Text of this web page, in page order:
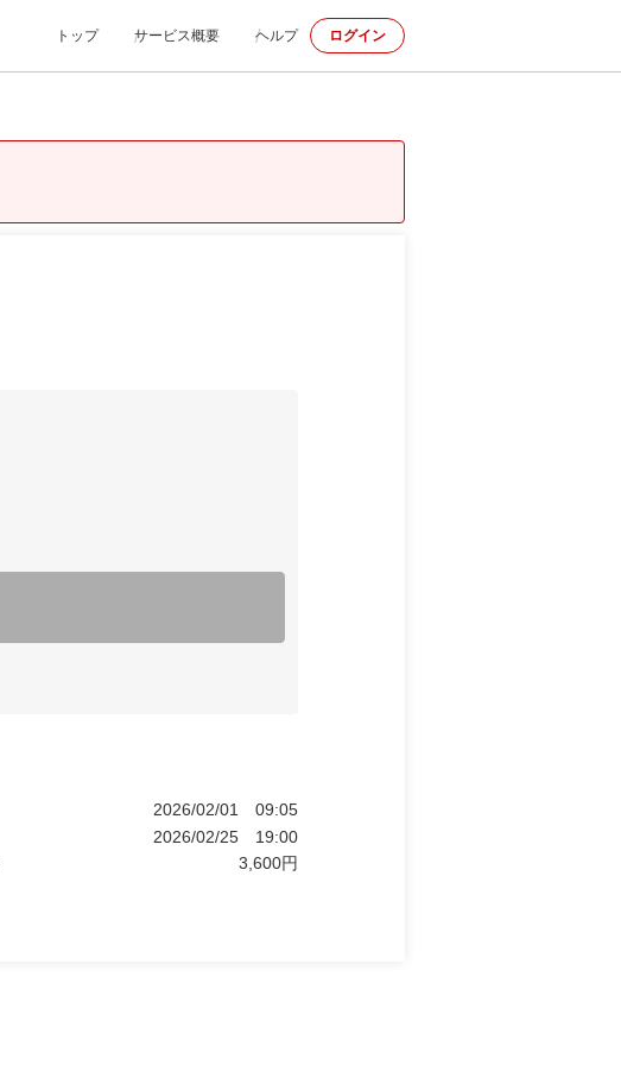
トップ サービス概要 ヘルプ ログイン
2026/02/01
09:05
2026/02/25
19:00
3,600円